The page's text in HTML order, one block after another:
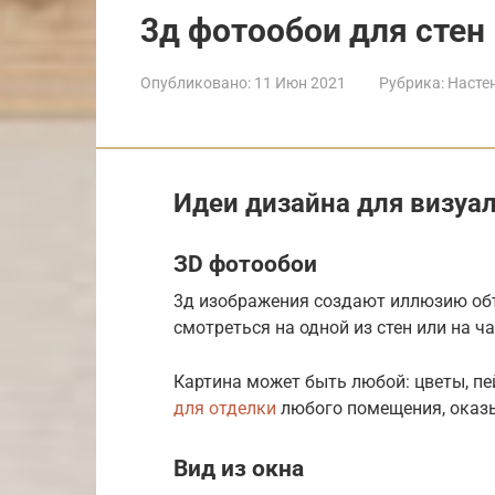
3д фотообои для стен
Опубликовано: 11 Июн 2021 Рубрика:
Идеи дизайна для
ЗD фотообои
3д изображения создают иллюзию
смотреться на одной из стен или на
Картина может быть любой: цветы,
для отделки любого помещения,
Вид из окна